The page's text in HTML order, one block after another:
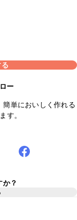
ー
簡単においしく作れる
す。
か？